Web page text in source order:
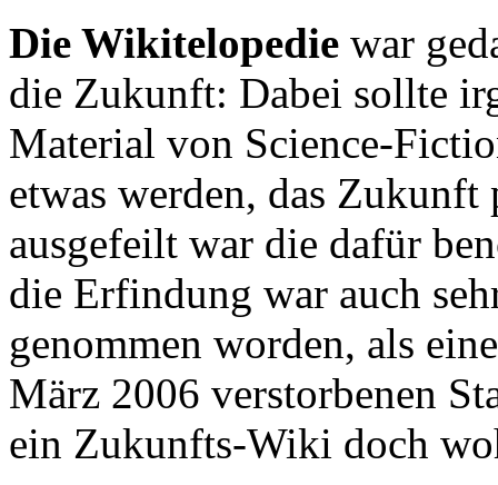
Die Wikitelopedie war
die Zukunft: Dabei sollte
Material von Science-
etwas werden, das
ausgefeilt war die dafür
die Erfindung war auch
genommen worden, als
März 2006 verstorbenen
ein Zukunfts-Wiki doch